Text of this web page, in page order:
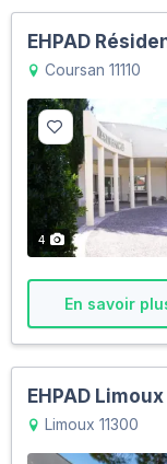
EHPAD
Coursan 11110
4
En savoir
EHPAD Limoux
Limoux 11300